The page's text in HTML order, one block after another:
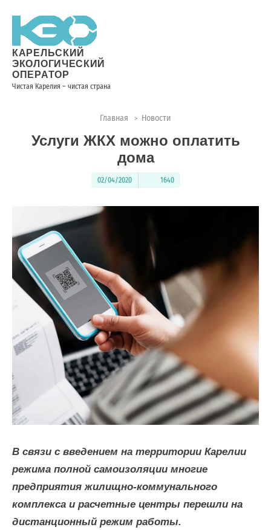
КАРЕЛЬСКИЙ
ЭКОЛОГИЧЕСКИЙ
ОПЕРАТОР
Чистая Карелия – чистая страна
о невывозе
ТКО
и ответы
операторы
диспетчера
(8142)
28-
28-14
вопросам
заключения
договоров
и
оплаты
за
по
обращению
с
ТКО
Главная > Новости
Услуги ЖКХ можно оплатить
дома
02/04/2020 1640
В связи с введением на территории Карелии
режима полной самоизоляции многие
предприятия жилищно-коммунального
комплекса и расчетные центры перешли на
дистанционный режим работы.